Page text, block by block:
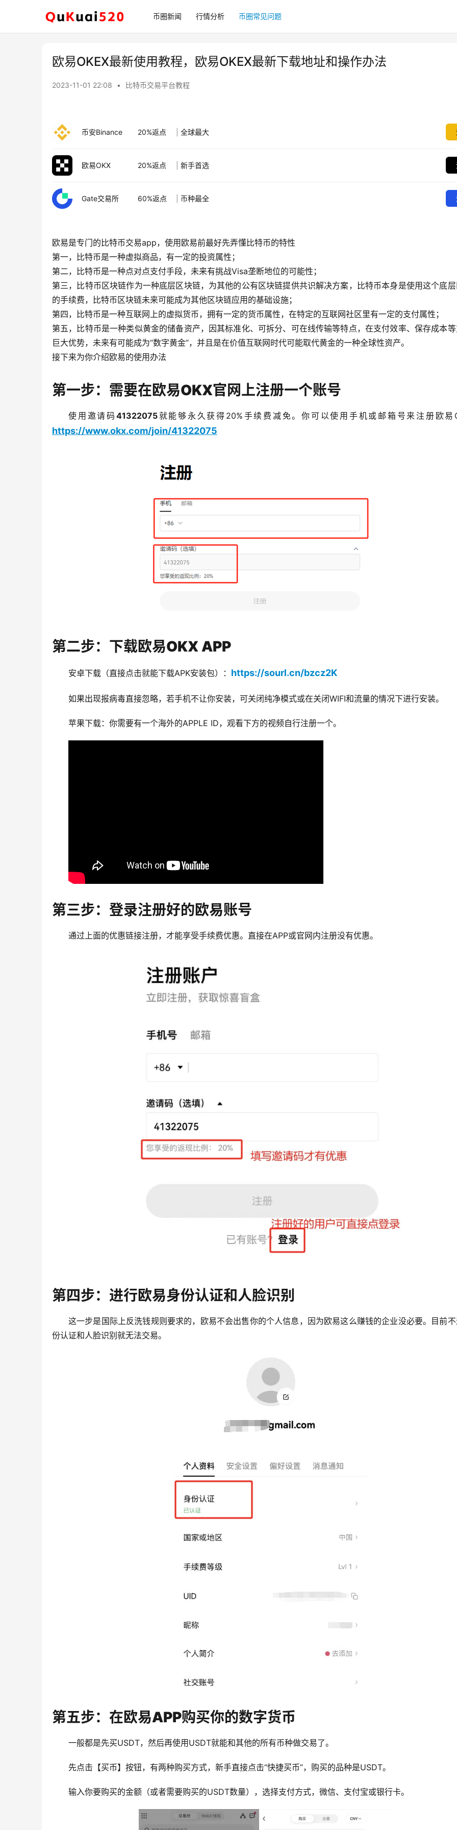
币圈新闻 行情分析 币圈常见问题
欧易OKEX最新使用教程，欧易OKEX最新下载地址和操作办法
2023-11-01 22:08 • 比特币交易平台教程
币安Binance 20%返点 全球最大
欧易OKX 20%返点 新手首选
Gate交易所 60%返点 币种最全
欧易是专门的比特币交易app，使用欧易前最好先弄懂比特币的特性
第一，比特币是一种虚拟商品，有一定的投资属性；
第二，比特币是一种点对点支付手段，未来有挑战Visa垄断地位的可能性；
第三，比特币区块链作为一种底层区块链，为其他的公有区块链提供共识解决方案，比特币本身是使用这个底
的手续费，比特币区块链未来可能成为其他区块链应用的基础设施；
第四，比特币是一种互联网上的虚拟货币，拥有一定的货币属性，在特定的互联网社区里有一定的支付属性；
第五，比特币是一种类似黄金的储备资产，因其标准化、可拆分、可在线传输等特点，在支付效率、保存成本
巨大优势，未来有可能成为“数字黄金”，并且是在价值互联网时代可能取代黄金的一种全球性资产。
接下来为你介绍欧易的使用办法
第一步：需要在欧易OKX官网上注册一个账号
使用邀请码 41322075就能够永久获得20%手续费减免。你可以使用手机或邮箱号来注册欧易
https://www.okx.com/join/41322075
第二步：下载欧易OKX APP
安卓下载（直接点击就能下载APK安装包）： https://sourl.cn/bzcz2K
如果出现报病毒直接忽略，若手机不让你安装，可关闭纯净模式或在关闭WIFI和流量的情况下进行安装。
苹果下载：你需要有一个海外的APPLE ID，观看下方的视频自行注册一个。
第三步：登录注册好的欧易账号
通过上面的优惠链接注册，才能享受手续费优惠。直接在APP或官网内注册没有优惠。
第四步：进行欧易身份认证和人脸识别
这一步是国际上反洗钱规则要求的，欧易不会出售你的个人信息，因为欧易这么赚钱的企业没必要。目前
份认证和人脸识别就无法交易。
第五步：在欧易APP购买你的数字货币
一般都是先买USDT，然后再使用USDT就能和其他的所有币种做交易了。
先点击【买币】按钮，有两种购买方式，新手直接点击“快捷买币”，购买的品种是USDT。
输入你要购买的金额（或者需要购买的USDT数量），选择支付方式，微信、支付宝或银行卡。